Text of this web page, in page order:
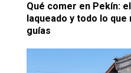
Qué comer en Pekín:
laqueado y todo lo que
guías